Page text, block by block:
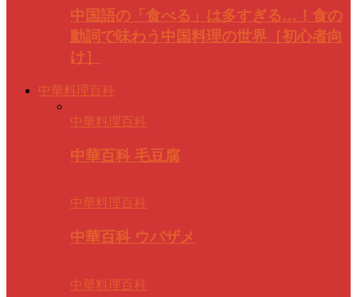
中国語の「食べる」は多すぎる…！食の
動詞で味わう中国料理の世界［初心者向
け］
中華料理百科
中華料理百科
中華百科 毛豆腐
中華料理百科
中華百科 ウバザメ
中華料理百科